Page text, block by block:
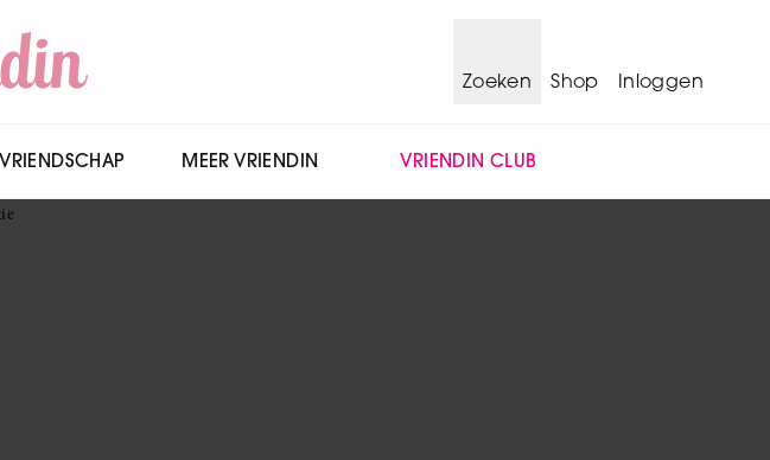
Zoeken
Shop Inloggen
VRIENDSCHAP MEER VRIENDIN VRIENDIN CLUB